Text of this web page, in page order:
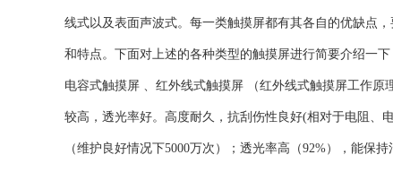
线式以及表面声波式。每一类触摸屏都有其各自的优缺点
和特点。下面对上述的各种类型的触摸屏进行简要介绍一
电容式触摸屏 、红外线式触摸屏 （红外线式触摸屏工作
较高，透光率好。高度耐久，抗刮伤性良好(相对于电阻、
（维护良好情况下5000万次）；透光率高（92%），能保